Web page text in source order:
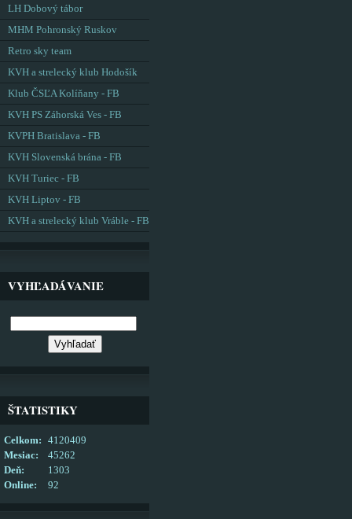
LH Dobový tábor
MHM Pohronský Ruskov
Retro sky team
KVH a strelecký klub Hodošík
Klub ČSĽA Kolíňany - FB
KVH PS Záhorská Ves - FB
KVPH Bratislava - FB
KVH Slovenská brána - FB
KVH Turiec - FB
KVH Liptov - FB
KVH a strelecký klub Vráble - FB
VYHĽADÁVANIE
ŠTATISTIKY
Online: 92
Celkom:
4120409
Mesiac:
45262
Deň:
1303